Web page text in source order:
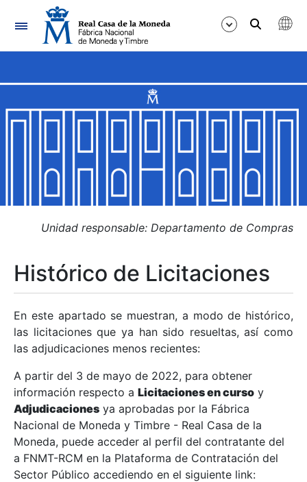
Navegación
Mostrar/Ocultar
Mostrar/Ocultar
Mostrar/Ocultar
Mostrar/Ocultar
Mostrar/Ocultar
Mostrar/Ocultar
Unidad responsable: Departamento de Compras
Histórico de Licitaciones
En este apartado se muestran, a modo de histórico,
las licitaciones que ya han sido resueltas, así como
las adjudicaciones menos recientes:
A partir del 3 de mayo de 2022, para obtener
información respecto a Licitaciones en curso y
Adjudicaciones ya aprobadas por la Fábrica
Nacional de Moneda y Timbre - Real Casa de la
Moneda, puede acceder al perfil del contratante del
a FNMT-RCM en la Plataforma de Contratación del
Sector Público accediendo en el siguiente link: